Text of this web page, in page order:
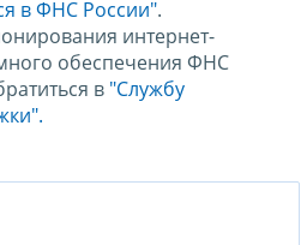
в ФНС России".
интернет-
обеспечения ФНС
в "Службу